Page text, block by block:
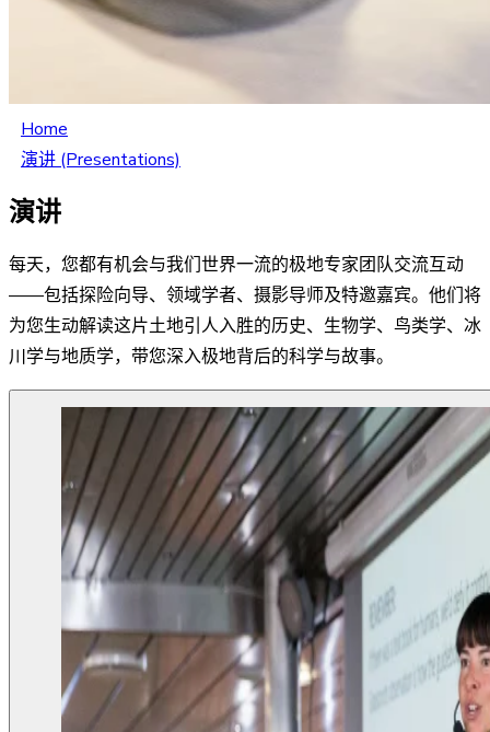
Home
演讲 (Presentations)
演讲
每天，您都有机会与我们世界一流的极地专家团队交流互动
——包括探险向导、领域学者、摄影导师及特邀嘉宾。他们将
为您生动解读这片土地引人入胜的历史、生物学、鸟类学、冰
川学与地质学，带您深入极地背后的科学与故事。